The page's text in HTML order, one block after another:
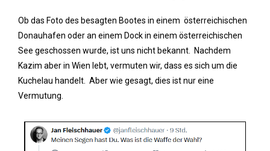
Ob das Foto des besagten Bootes in einem österreichischen
Donauhafen oder an einem Dock in einem österreichischen
See geschossen wurde, ist uns nicht bekannt. Nachdem
Kazim aber in Wien lebt, vermuten wir, dass es sich um die
Kuchelau handelt. Aber wie gesagt, dies ist nur eine
Vermutung.